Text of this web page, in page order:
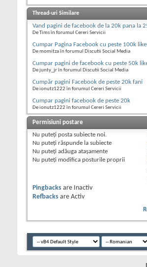
Thread-uri Similare
Vand pagini de facebook de la 20k pana la
De Tims în forumul Cereri Servicii
Cumpar Pagina Facebook cu peste 100k
De momitza în forumul Discutii Social Media
Cumpar pagini de facebook cu peste 50k
De junty_jr în forumul Discutii Social Media
Cumpăr pagini Facebook de peste 20k fani
De ionutz1222 în forumul Cereri Servicii
Cumpar pagini facebook de peste 20k
De ionutz1222 în forumul Cereri Servicii
Permisiuni postare
Nu puteţi posta subiecte noi.
Nu puteţi răspunde la subiecte
Nu puteţi adăuga ataşamente
Nu puteţi modifica posturile proprii
Pingbacks are
Inactiv
Refbacks are Activ